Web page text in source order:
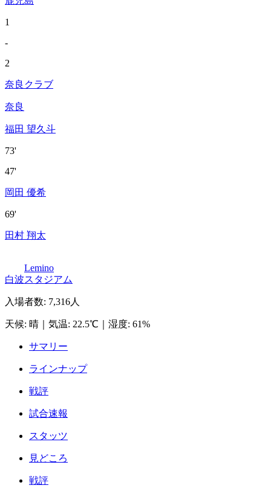
1
-
2
奈良クラブ
奈良
福田 望久斗
73'
47'
岡田 優希
69'
田村 翔太
Lemino
白波スタジアム
入場者数: 7,316人
天候: 晴 気温: 22.5℃ 湿度: 61%
サマリー
ラインナップ
戦評
試合速報
スタッツ
見どころ
戦評